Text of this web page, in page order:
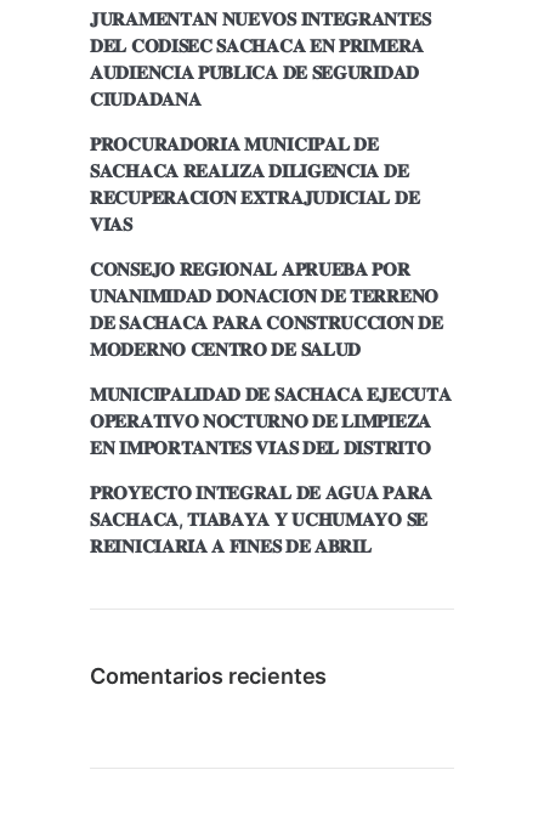
𝐉𝐔𝐑𝐀𝐌𝐄𝐍𝐓𝐀𝐍 𝐍𝐔𝐄𝐕𝐎𝐒 𝐈𝐍𝐓𝐄𝐆𝐑𝐀𝐍𝐓𝐄𝐒
𝐃𝐄𝐋 𝐂𝐎𝐃𝐈𝐒𝐄𝐂 𝐒𝐀𝐂𝐇𝐀𝐂𝐀 𝐄𝐍 𝐏𝐑𝐈𝐌𝐄𝐑𝐀
𝐀𝐔𝐃𝐈𝐄𝐍𝐂𝐈𝐀 𝐏𝐔́𝐁𝐋𝐈𝐂𝐀 𝐃𝐄 𝐒𝐄𝐆𝐔𝐑𝐈𝐃𝐀𝐃
𝐂𝐈𝐔𝐃𝐀𝐃𝐀𝐍𝐀
𝐏𝐑𝐎𝐂𝐔𝐑𝐀𝐃𝐎𝐑𝐈́𝐀 𝐌𝐔𝐍𝐈𝐂𝐈𝐏𝐀𝐋 𝐃𝐄
𝐒𝐀𝐂𝐇𝐀𝐂𝐀 𝐑𝐄𝐀𝐋𝐈𝐙𝐀 𝐃𝐈𝐋𝐈𝐆𝐄𝐍𝐂𝐈𝐀 𝐃𝐄
𝐑𝐄𝐂𝐔𝐏𝐄𝐑𝐀𝐂𝐈𝐎́𝐍 𝐄𝐗𝐓𝐑𝐀𝐉𝐔𝐃𝐈𝐂𝐈𝐀𝐋 𝐃𝐄
𝐕𝐈́𝐀𝐒
𝐂𝐎𝐍𝐒𝐄𝐉𝐎 𝐑𝐄𝐆𝐈𝐎𝐍𝐀𝐋 𝐀𝐏𝐑𝐔𝐄𝐁𝐀 𝐏𝐎𝐑
𝐔𝐍𝐀𝐍𝐈𝐌𝐈𝐃𝐀𝐃 𝐃𝐎𝐍𝐀𝐂𝐈𝐎́𝐍 𝐃𝐄 𝐓𝐄𝐑𝐑𝐄𝐍𝐎
𝐃𝐄 𝐒𝐀𝐂𝐇𝐀𝐂𝐀 𝐏𝐀𝐑𝐀 𝐂𝐎𝐍𝐒𝐓𝐑𝐔𝐂𝐂𝐈𝐎́𝐍 𝐃𝐄
𝐌𝐎𝐃𝐄𝐑𝐍𝐎 𝐂𝐄𝐍𝐓𝐑𝐎 𝐃𝐄 𝐒𝐀𝐋𝐔𝐃
𝐌𝐔𝐍𝐈𝐂𝐈𝐏𝐀𝐋𝐈𝐃𝐀𝐃 𝐃𝐄 𝐒𝐀𝐂𝐇𝐀𝐂𝐀 𝐄𝐉𝐄𝐂𝐔𝐓𝐀
𝐎𝐏𝐄𝐑𝐀𝐓𝐈𝐕𝐎 𝐍𝐎𝐂𝐓𝐔𝐑𝐍𝐎 𝐃𝐄 𝐋𝐈𝐌𝐏𝐈𝐄𝐙𝐀
𝐄𝐍 𝐈𝐌𝐏𝐎𝐑𝐓𝐀𝐍𝐓𝐄𝐒 𝐕𝐈́𝐀𝐒 𝐃𝐄𝐋 𝐃𝐈𝐒𝐓𝐑𝐈𝐓𝐎
𝐏𝐑𝐎𝐘𝐄𝐂𝐓𝐎 𝐈𝐍𝐓𝐄𝐆𝐑𝐀𝐋 𝐃𝐄 𝐀𝐆𝐔𝐀 𝐏𝐀𝐑𝐀
𝐒𝐀𝐂𝐇𝐀𝐂𝐀, 𝐓𝐈𝐀𝐁𝐀𝐘𝐀 𝐘 𝐔𝐂𝐇𝐔𝐌𝐀𝐘𝐎 𝐒𝐄
𝐑𝐄𝐈𝐍𝐈𝐂𝐈𝐀𝐑𝐈́𝐀 𝐀 𝐅𝐈𝐍𝐄𝐒 𝐃𝐄 𝐀𝐁𝐑𝐈𝐋
Comentarios recientes